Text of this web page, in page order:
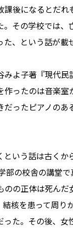
後になるとだ
その学校では、
、という話が載
よ子著『現代
ったのは音楽
ったピアノの
いう話は古くか
部の校舎の講堂
の正体は死んだ
核を患って周り
た。その後、